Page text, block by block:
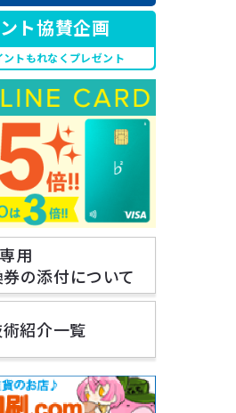
ト協賛企画
ントもれなくプレゼント
用
の添付について
紹介一覧